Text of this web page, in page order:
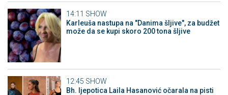
14:11 SHOW
Karleuša nastupa na "Danima šljive", za budžet
može da se kupi skoro 200 tona šljive
12:45 SHOW
Bh. ljepotica Laila Hasanović očarala na pisti